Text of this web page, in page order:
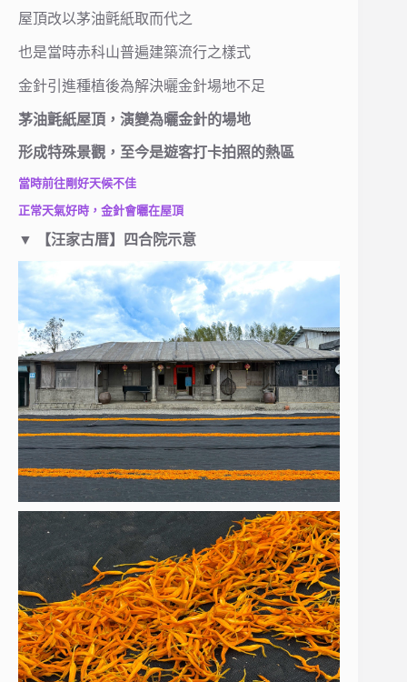
屋頂改以茅油氈紙取而代之
也是當時赤科山普遍建築流行之樣式
金針引進種植後為解決曬金針場地不足
茅油氈紙屋頂，演變為曬金針的場地
形成特殊景觀，至今是遊客打卡拍照的熱區
當時前往剛好天候不佳
正常天氣好時，金針會曬在屋頂
▼ 【汪家古厝】四合院示意